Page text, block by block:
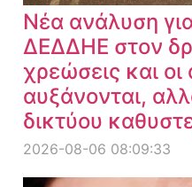
Νέα ανάλυση
ΔΕΔΔΗΕ στον
χρεώσεις και οι
αυξάνονται,
δικτύου
2026-08-06 08:09:33